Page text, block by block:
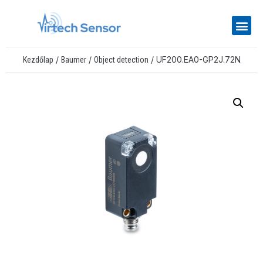
Kezdőlap / Baumer/ Object detection / UF200.EA0-GP2J.72N